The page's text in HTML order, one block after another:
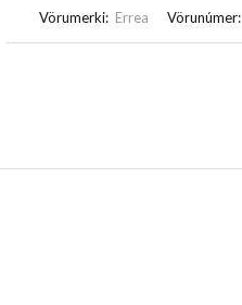
Vörumerki: Errea Vörunúmer: